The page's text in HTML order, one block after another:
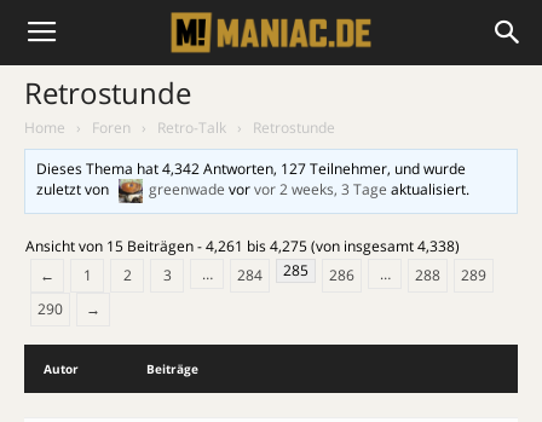
Retrostunde
Home › Foren › Retro-Talk ›
Retrostunde
Dieses Thema hat 4,342 Antworten, 127 Teilnehmer, und wurde
zuletzt von
greenwade vorvor 2 weeks, 3 Tage aktualisiert.
Ansicht von 15 Beiträgen - 4,261 bis 4,275 (von insgesamt 4,338)
←
1 2 3 … 284 285 286 … 288
289
290
→
Autor Beiträge